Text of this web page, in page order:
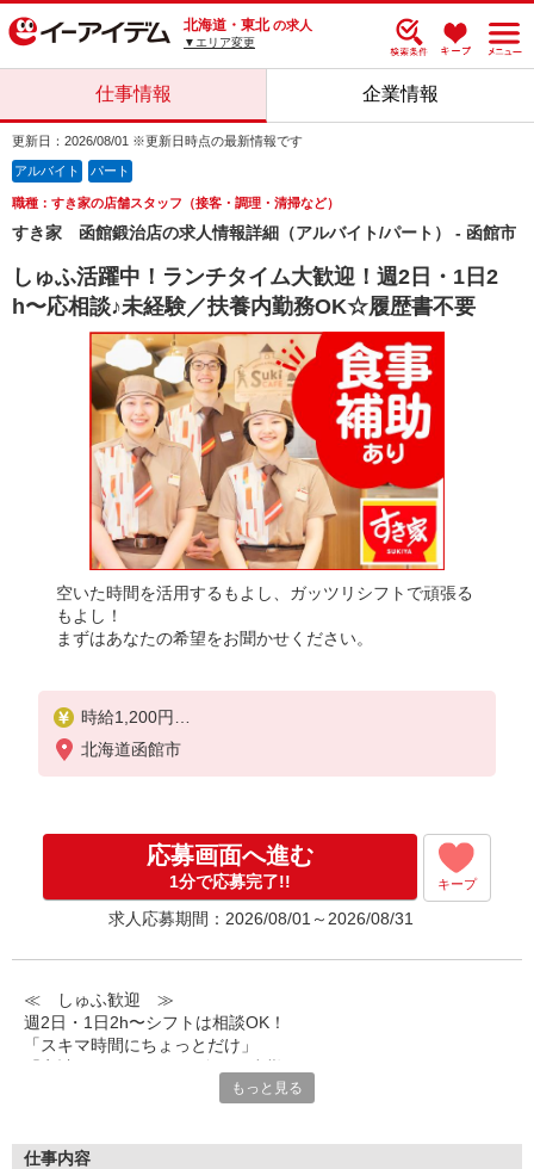
北海道・東北 の求人
▼エリア変更
仕事情報 企業情報
更新日：2026/08/01 ※更新日時点の最新情報です
アルバイト パート
職種：すき家の店舗スタッフ（接客・調理・清掃など）
すき家 函館鍛治店の求人情報詳細（アルバイト/パート） - 函館市
しゅふ活躍中！ランチタイム大歓迎！週2日・1日2
h〜応相談♪未経験／扶養内勤務OK☆履歴書不要
空いた時間を活用するもよし、ガッツリシフトで頑張る
もよし！
まずはあなたの希望をお聞かせください。
時給1,200円
※22:00〜翌5:00：時給1,500円
※高校生時給1,080円
北海道函館市
応募画面へ進む
1分で応募完了!! キープ
求人応募期間：2026/08/01～2026/08/31
≪ しゅふ歓迎 ≫
週2日・1日2h〜シフトは相談OK！
「スキマ時間にちょっとだけ」
など、自分らしく活躍できますよ。
■髪型・髪色自由
もっと見る
仕事内容